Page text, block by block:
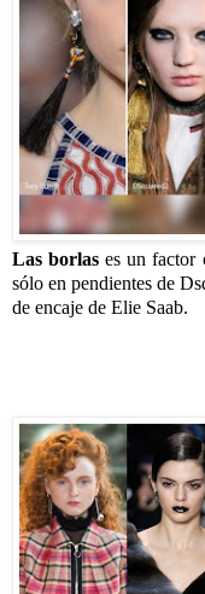
Las borlas es un factor
sólo en pendientes de
de encaje de Elie Saab.